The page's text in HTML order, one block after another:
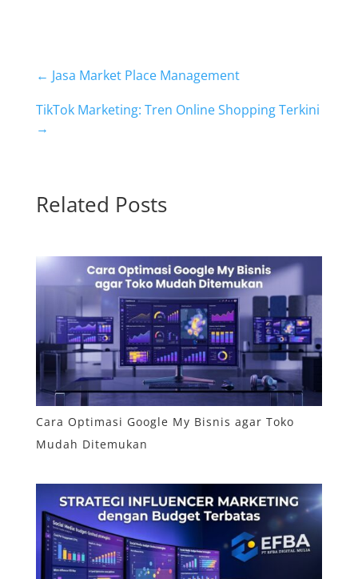
← Jasa Market Place Management
TikTok Marketing: Tren Online Shopping Terkini
→
Related Posts
Cara Optimasi Google My Bisnis agar Toko
Mudah Ditemukan